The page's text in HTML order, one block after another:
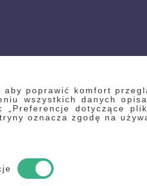
poprawić komfort
wszystkich danych
dotyczące
oznacza zgodę na